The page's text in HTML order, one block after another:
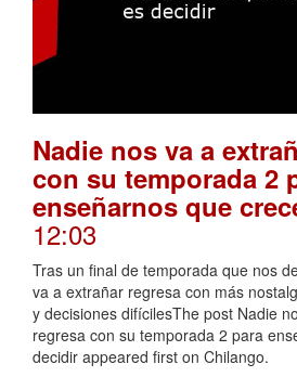
Nadie nos va a
con su temporada 2
enseñarnos que
12:03
Tras un final de temporada que nos
va a extrañar regresa con más
y decisiones difícilesThe post Nadie
regresa con su temporada 2 para
decidir appeared first on Chilango.